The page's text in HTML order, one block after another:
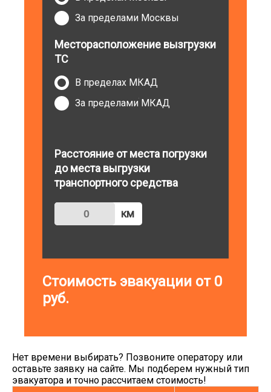
За пределами Москвы
Месторасположение вызгрузки
ТС
В пределах МКАД
За пределами МКАД
Расстояние от места погрузки
до места выгрузки
транспортного средства
км
Стоимость эвакуации от 0
руб.
Нет времени выбирать? Позвоните оператору или
оставьте заявку на сайте. Мы подберем нужный тип
эвакуатора и точно рассчитаем стоимость!